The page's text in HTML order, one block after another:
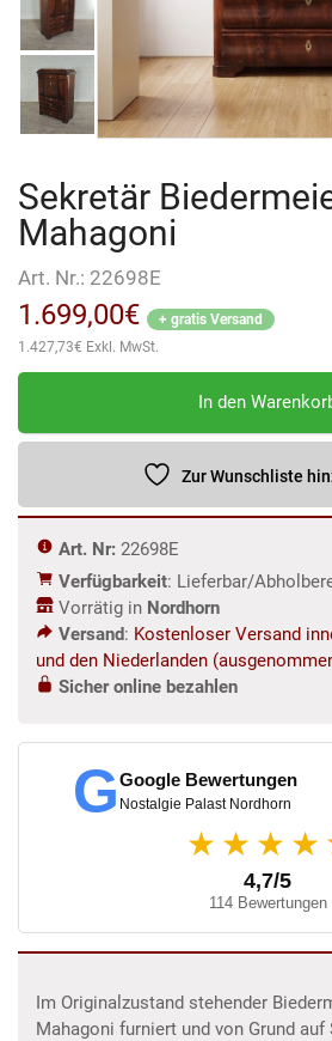
Sekretär
Mahagoni
Art. Nr.: 22698E
1.699,00€
+ gratis Versand
1.427,73€ Exkl. MwSt.
Sekretär
1850
Menge
In den
Zur Wunschliste
Art. Nr: 22698E
Verfügbarkeit: Lieferbar/
Vorrätig in Nordhorn
Versand: Kostenloser Versand
und den Niederlanden
Sicher online bezahlen
GGoogle Bewertungen
Nostalgie Palast Nordhorn
★★★★
4,7/5
114 Bewertungen
Im Originalzustand stehender
Mahagoni furniert und von Grund